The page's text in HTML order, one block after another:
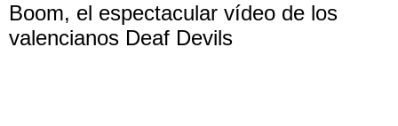
Boom, el espectacular vídeo de los
valencianos Deaf Devils